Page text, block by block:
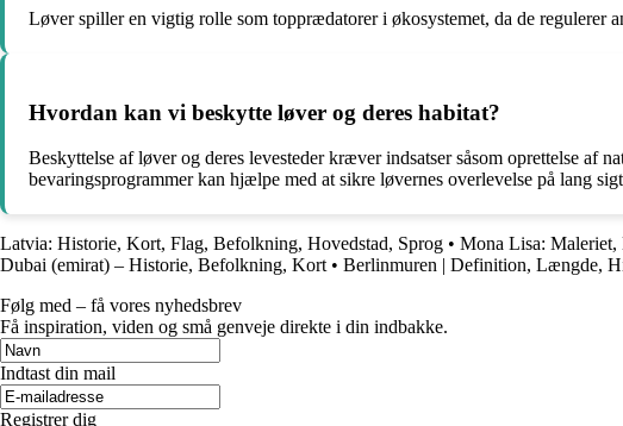
Løver spiller en vigtig rolle som topprædatorer i økosystemet, da de regulerer
Hvordan kan vi beskytte løver og deres habitat?
Beskyttelse af løver og deres levesteder kræver indsatser såsom oprettelse af
bevaringsprogrammer kan hjælpe med at sikre løvernes overlevelse på lang
Latvia: Historie, Kort, Flag, Befolkning, Hovedstad, Sprog • Mona Lisa: Maleriet,
Dubai (emirat) – Historie, Befolkning, Kort • Berlinmuren | Definition, Længde,
Følg med – få vores nyhedsbrev
Få inspiration, viden og små genveje direkte i din indbakke.
Indtast din mail
Registrer dig